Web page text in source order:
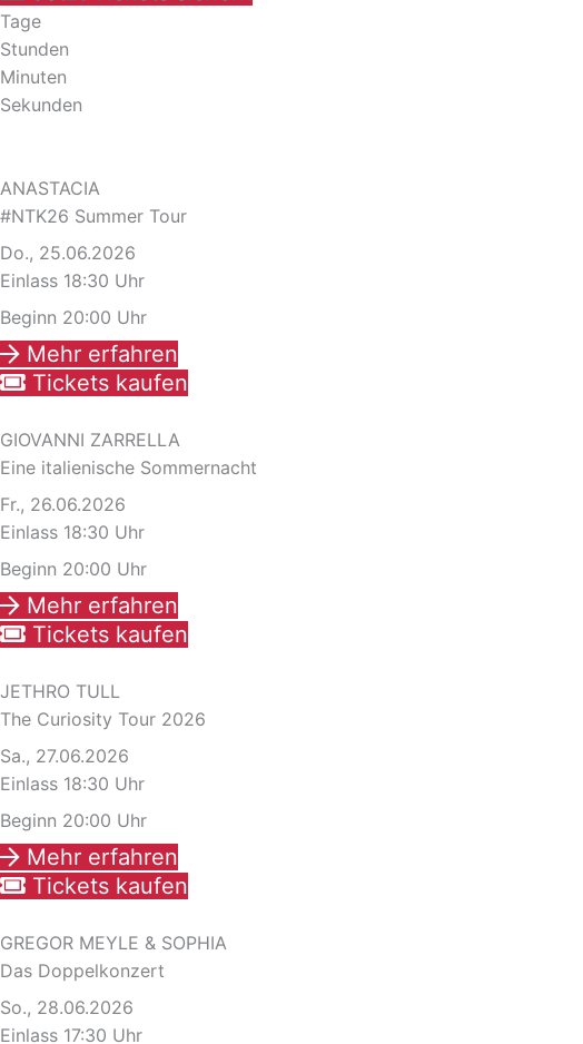
Tage
Stunden
Minuten
Sekunden
ANASTACIA
#NTK26 Summer Tour
Do., 25.06.2026
Einlass 18:30 Uhr
Beginn 20:00 Uhr
Mehr erfahren
Tickets kaufen
GIOVANNI ZARRELLA
Eine italienische Sommernacht
Fr., 26.06.2026
Einlass 18:30 Uhr
Beginn 20:00 Uhr
Mehr erfahren
Tickets kaufen
JETHRO TULL
The Curiosity Tour 2026
Sa., 27.06.2026
Einlass 18:30 Uhr
Beginn 20:00 Uhr
Mehr erfahren
Tickets kaufen
GREGOR MEYLE & SOPHIA
Das Doppelkonzert
So., 28.06.2026
Einlass 17:30 Uhr